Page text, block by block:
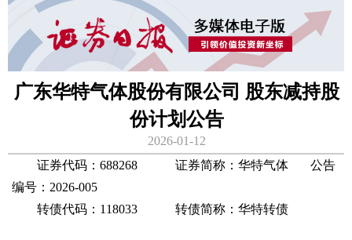
广东华特气体股份有限公司 股东减持股
份计划公告
2026-01-12
证券代码：688268 证券简称：华特气体 公告
编号：2026-005
转债代码：118033 转债简称：华特转债